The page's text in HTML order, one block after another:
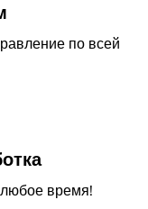
по всей
время!